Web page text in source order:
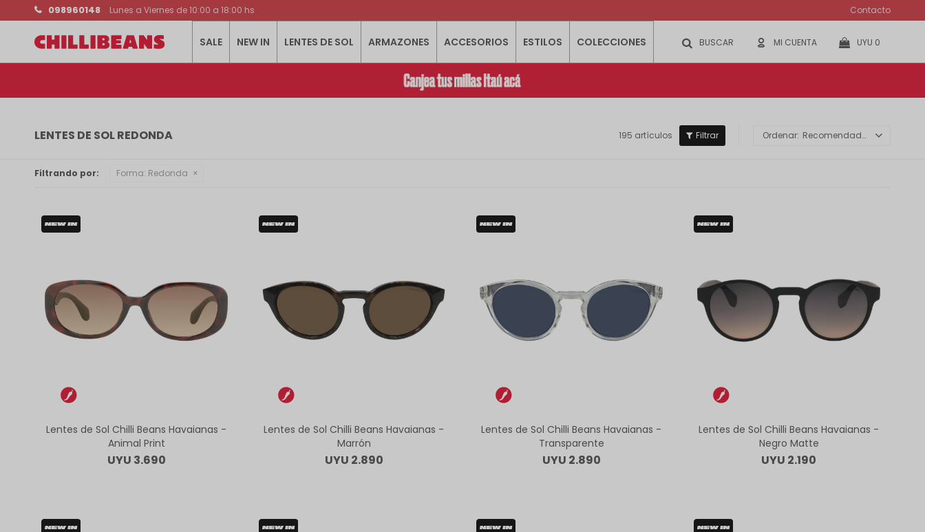
SALE NEW IN LENTES DE SOL ARMAZONES ACCESORIOS ESTILOS COLECCIONES UYU 0
098960148 Lunes a Viernes de 10:00 a 18:00 hs Contacto
LENTES DE SOL REDONDA 195 artículos Recomendados
Filtrando por: Forma: Redonda
Lentes de Sol Chilli Beans Havaianas -
Animal Print
UYU 3.690
Lentes de Sol Chilli Beans Havaianas -
Marrón
UYU 2.890
Lentes de Sol Chilli Beans Havaianas -
Transparente
UYU 2.890
Lentes de Sol Chilli Beans Havaianas -
Negro Matte
UYU 2.190